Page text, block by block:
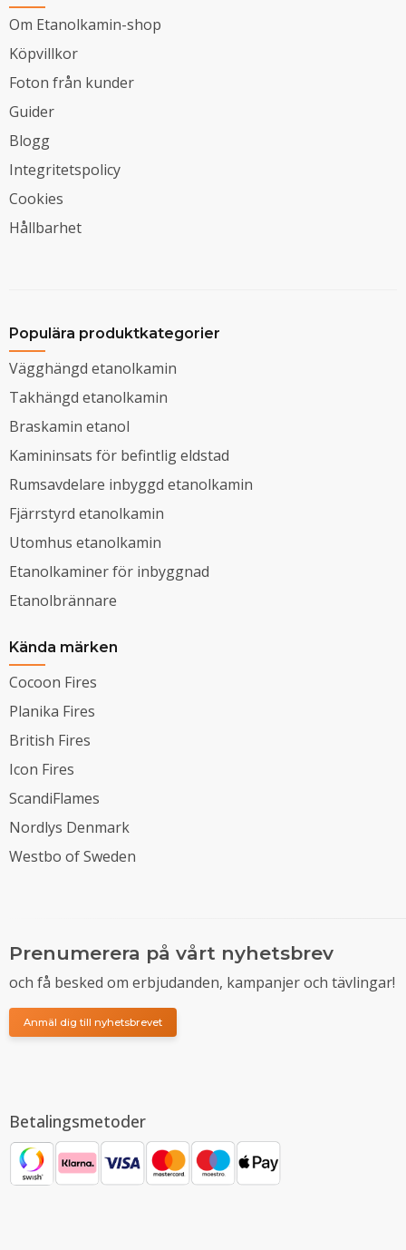
Om Etanolkamin-shop
Köpvillkor
Foton från kunder
Guider
Blogg
Integritetspolicy
Cookies
Hållbarhet
Populära produktkategorier
Vägghängd etanolkamin
Takhängd etanolkamin
Braskamin etanol
Kamininsats för befintlig eldstad
Rumsavdelare inbyggd etanolkamin
Fjärrstyrd etanolkamin
Utomhus etanolkamin
Etanolkaminer för inbyggnad
Etanolbrännare
Kända märken
Cocoon Fires
Planika Fires
British Fires
Icon Fires
ScandiFlames
Nordlys Denmark
Westbo of Sweden
Prenumerera på vårt nyhetsbrev
och få besked om erbjudanden, kampanjer och tävlingar!
Anmäl dig till nyhetsbrevet
Betalingsmetoder